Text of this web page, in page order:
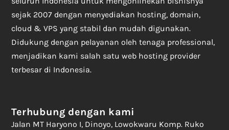
sejak 2007 dengan menyediakan hosting, domain,
cloud & VPS yang stabil dan mudah digunakan.
Didukung dengan pelayanan oleh tenaga professional,
menjadikan kami salah satu web hosting provider
terbesar di Indonesia.
Terhubung dengan kami
Jalan MT Haryono I, Dinoyo, Lowokwaru Komp. Ruko